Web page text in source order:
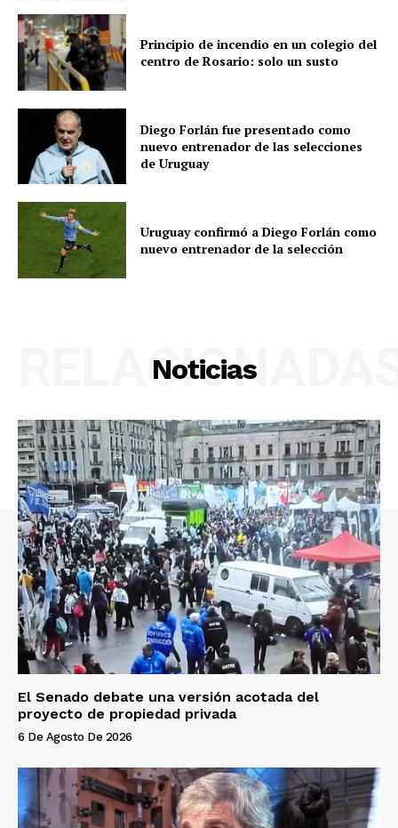
Principio de incendio en un colegio del
centro de Rosario: solo un susto
Diego Forlán fue presentado como
nuevo entrenador de las selecciones
de Uruguay
Uruguay confirmó a Diego Forlán como
nuevo entrenador de la selección
Noticias
El Senado debate una versión acotada del
proyecto de propiedad privada
6 De Agosto De 2026